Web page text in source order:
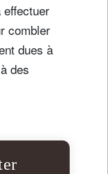
combler
dues à
des